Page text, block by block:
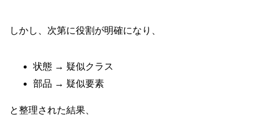
しかし、次第に役割が明確になり、
状態 → 疑似クラス
部品 → 疑似要素
と整理された結果、